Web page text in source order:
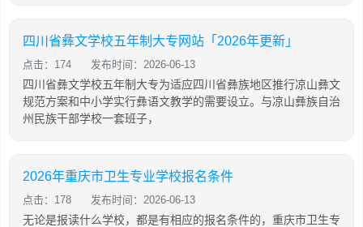
四川省彝文学校五年制大专网站「2026年更新」
点击：174 发布时间：2026-06-13
四川省彝文学校五年制大专为适应四川省彝族地区推行凉山彝文
规范方案和中小学实行彝语文教学的需要设立。与凉山彝族自治
州民族干部学校一套班子，
2026年重庆市卫生专业学校报名条件
点击：178 发布时间：2026-06-13
无论是报读什么学校，都是有相应的报名条件的，重庆市卫生专